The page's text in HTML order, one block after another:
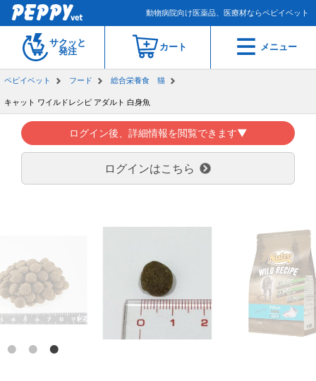
動物病院向け医薬品、医療材ならペピイベット
サクッと
発注
カート メニュー
ペピイベット フード 総合栄養食 猫
キャット ワイルドレシピ アダルト 白身魚
ログイン後、詳細情報を閲覧できます▼
ログインはこちら